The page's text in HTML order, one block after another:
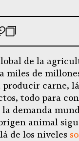
-
de la
miles de
producir carne,
todo para
demanda
animal
de los niveles